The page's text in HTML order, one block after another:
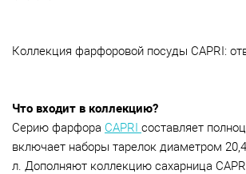
Коллекция фарфоровой посуды CAPRI:
Что входит в коллекцию?
Серию фарфора CAPRI составляет
включает наборы тарелок диаметром
л. Дополняют коллекцию сахарница